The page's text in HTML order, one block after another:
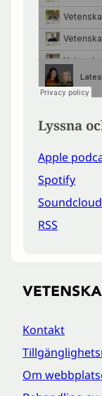
Lyssna
Apple
Spotify
Soundcloud
RSS
Kontakt
Om